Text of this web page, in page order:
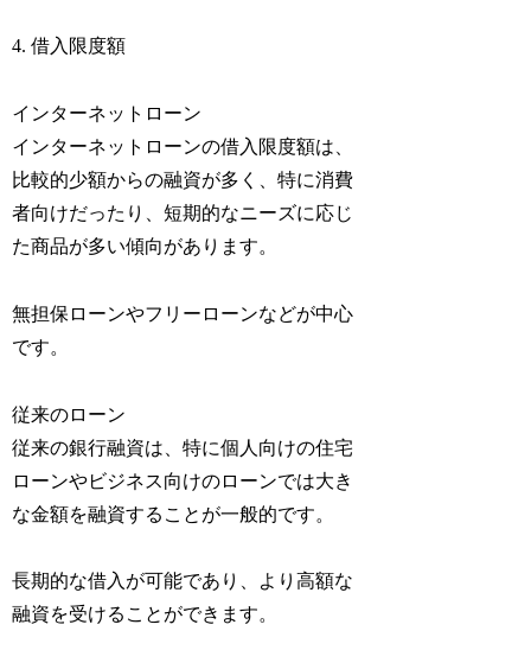
4. 借入限度額
インターネットローン
インターネットローンの借入限度額は、
比較的少額からの融資が多く、特に消費
者向けだったり、短期的なニーズに応じ
た商品が多い傾向があります。
無担保ローンやフリーローンなどが中心
です。
従来のローン
従来の銀行融資は、特に個人向けの住宅
ローンやビジネス向けのローンでは大き
な金額を融資することが一般的です。
長期的な借入が可能であり、より高額な
融資を受けることができます。